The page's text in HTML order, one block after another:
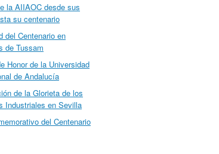
la AIIAOC desde sus
su centenario
del Centenario en
de Tussam
Honor de la Universidad
de Andalucía
de la Glorieta de los
Industriales en Sevilla
del Centenario